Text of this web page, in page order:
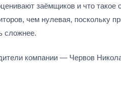
заёмщиков и что такое
чем нулевая, поскольку
сложнее.
компании — Червов